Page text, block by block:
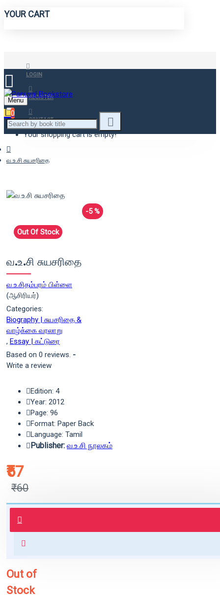
YOUR CART
LOGIN
REGISTER
CONTACT
Menu
0
Your shopping cart is empty!
வ.உ.சி சுயசரிதை
-5 %
Out Of Stock
வ.உ.சி சுயசரிதை
வ.உ.சிதம்பரம் பிள்ளை
(ஆசிரியர்)
Categories:
Biography | சுயசரிதை &
வாழ்க்கை வரலாறு
, Essay | கட்டுரை
Based on 0 reviews. -
Write a review
₹57
₹60
Edition: 4
Year: 2012
Page: 96
Format: Paper Back
Language: Tamil
Publisher: வ.உ.சி நூலகம்
புத்தகம் 3 - 7 நாட்களில் அனுப்பி
வைக்கப்படும்.
for orders above ₹1000 within
Out of
Stock